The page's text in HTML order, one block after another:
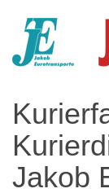
Jakob